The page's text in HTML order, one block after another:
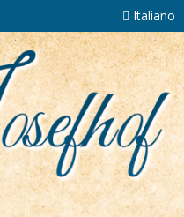
Italiano